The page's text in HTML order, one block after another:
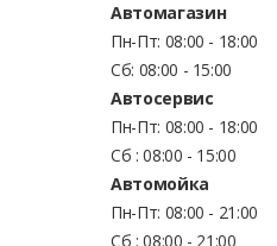
Автомагазин
Пн-Пт: 08:00 - 18:00
Сб: 08:00 - 15:00
Автосервис
Пн-Пт: 08:00 - 18:00
Сб : 08:00 - 15:00
Автомойка
Пн-Пт: 08:00 - 21:00
Сб : 08:00 - 21:00